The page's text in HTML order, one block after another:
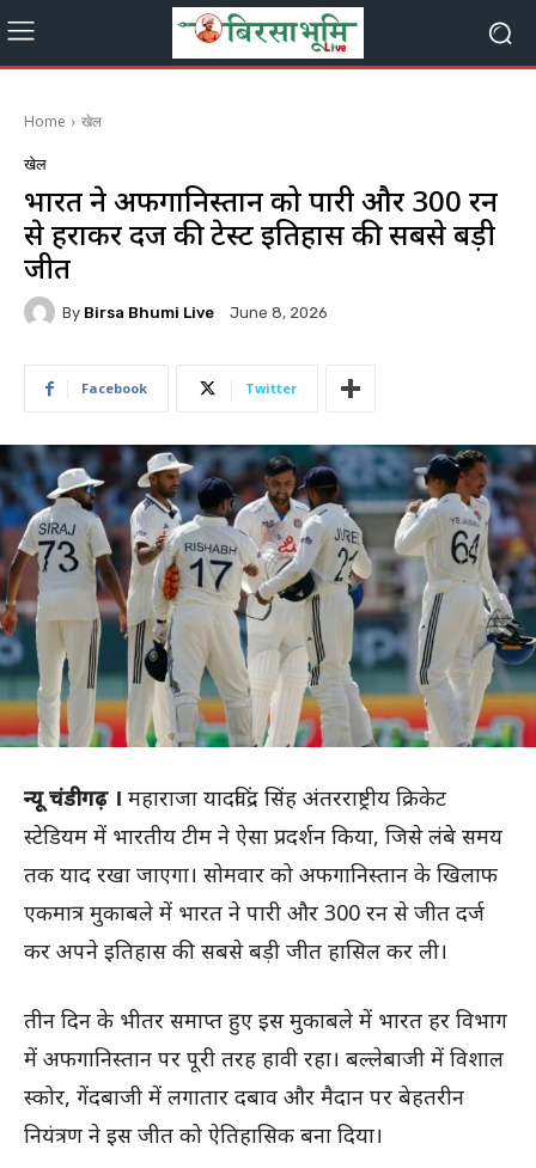
Home खेल
खेल
भारत ने अफगानिस्तान को पारी और 300 रन
से हराकर दर्ज की टेस्ट इतिहास की सबसे बड़ी
जीत
By Birsa Bhumi Live June 8, 2026
Facebook Twitter
न्यू चंडीगढ़ । महाराजा यादविंद्र सिंह अंतरराष्ट्रीय क्रिकेट
स्टेडियम में भारतीय टीम ने ऐसा प्रदर्शन किया, जिसे लंबे समय
तक याद रखा जाएगा। सोमवार को अफगानिस्तान के खिलाफ
एकमात्र मुकाबले में भारत ने पारी और 300 रन से जीत दर्ज
कर अपने इतिहास की सबसे बड़ी जीत हासिल कर ली।
तीन दिन के भीतर समाप्त हुए इस मुकाबले में भारत हर विभाग
में अफगानिस्तान पर पूरी तरह हावी रहा। बल्लेबाजी में विशाल
स्कोर, गेंदबाजी में लगातार दबाव और मैदान पर बेहतरीन
नियंत्रण ने इस जीत को ऐतिहासिक बना दिया।